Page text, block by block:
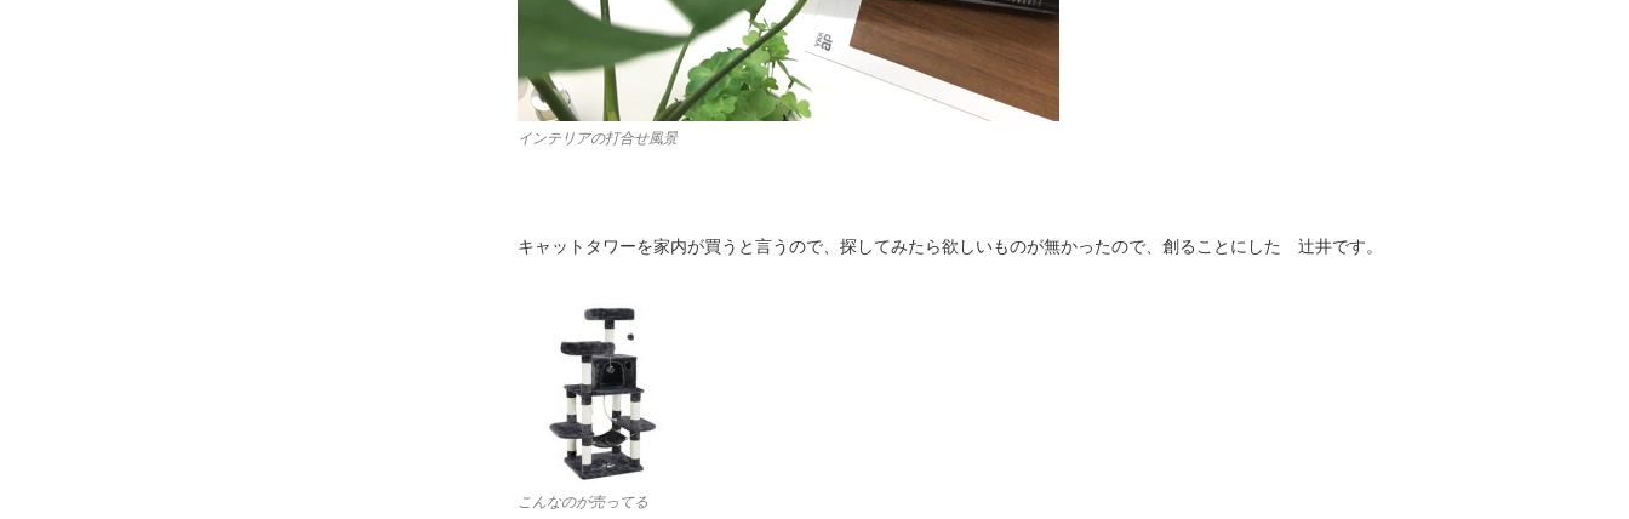
インテリアの打合せ風景
キャットタワーを家内が買うと言うので、探してみたら欲しいものが無かったので、創ることにした 辻井です。
こんなのが売ってる